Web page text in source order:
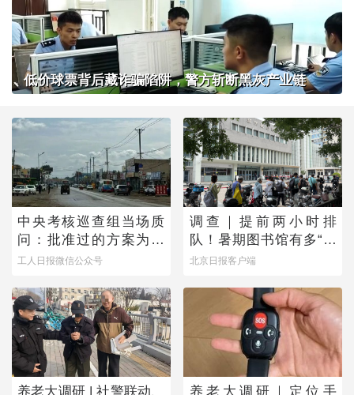
低价球票背后藏诈骗陷阱，警方斩断黑灰产业链
中央考核巡查组当场质
问：批准过的方案为何
不执行？
工人日报微信公众号
调查｜提前两小时排
队！暑期图书馆有多“一
座难求”？
北京日报客户端
养老大调研 | 社警联动、
养老大调研｜定位手